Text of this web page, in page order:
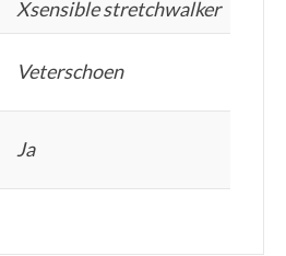
Xsensible stretchwalker
Veterschoen
Ja